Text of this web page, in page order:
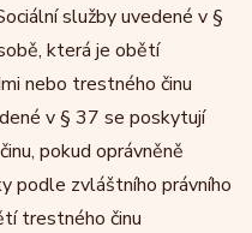
služby uvedené v §
která je obětí
nebo trestného činu
v § 37 se poskytují
pokud oprávněně
podle zvláštního právního
trestného činu